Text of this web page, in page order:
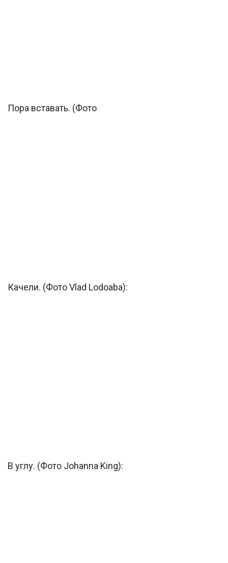
Пора вставать. (Фото
Качели. (Фото Vlad Lodoaba):
В углу. (Фото Johanna King):